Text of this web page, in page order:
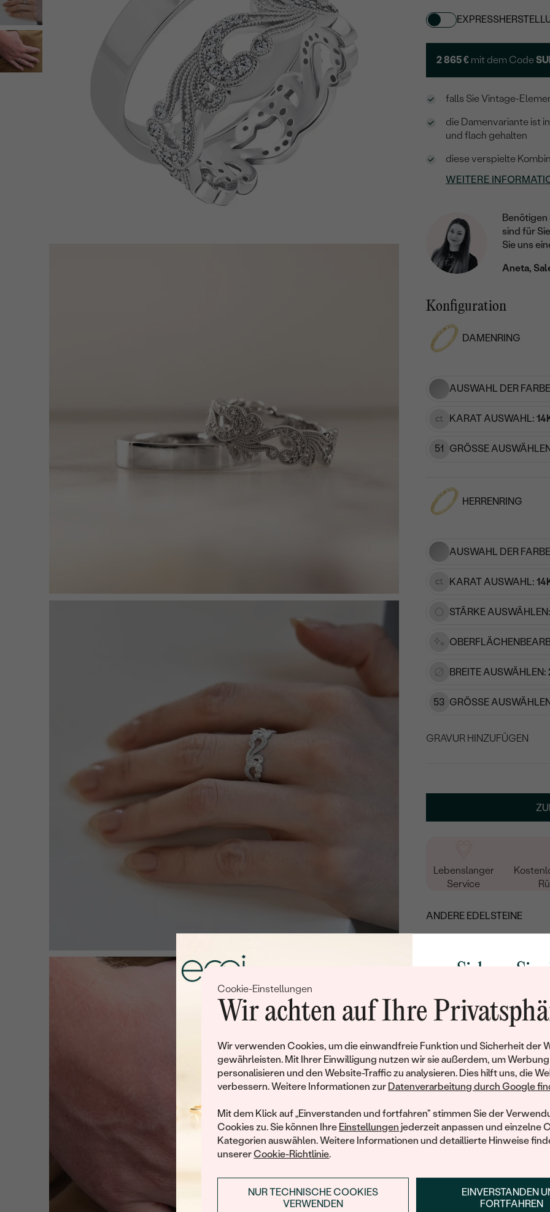
Cookie-Einstellungen
Wir achten auf Ihre
Wir verwenden Cookies, um die einwandfreie Funktion und Sicherheit der
gewährleisten. Mit Ihrer Einwilligung nutzen wir sie außerdem, um Werbung
personalisieren und den Website-Traffic zu analysieren. Dies hilft uns, die
verbessern. Weitere Informationen zur Datenverarbeitung durch Google
Mit dem Klick auf „Einverstanden und fortfahren" stimmen Sie der
Cookies zu. Sie können Ihre Einstellungen jederzeit anpassen und einzelne
Kategorien auswählen. Weitere Informationen und detaillierte Hinweise
unsererCookie-Richtlinie.
EINVERSTANDEN
FORTFAHREN
NUR TECHNISCHE COOKIES
VERWENDEN
2 865 € mit dem Code
falls Sie Vintage-
die Damenvariante ist
und flach gehalten
diese verspielte
WEITERE
Benötigen
sind für
Sie uns
Aneta,
Konfiguration
DAMENRING
AUSWAHL DER
KARAT AUSWAHL:
51 GRÖSSE
HERRENRING
AUSWAHL DER
KARAT AUSWAHL:
STÄRKE AUSWÄHLEN:
BREITE AUSWÄHLEN:
53 GRÖSSE
GRAVUR HINZUFÜGEN
Geben Sie Initialen/Text
Lebenslanger
Service
ANDERE EDELSTEINE
LAB GROWN
DIAMANT
ANDERE METALLE
PLATIN
Produktdetails
Sichern Sie
Rabatt auf
Werden Sie Teil
und entdecken Sie die
gefertigten Schmucks
Ihren ersten
ANMELDEN &